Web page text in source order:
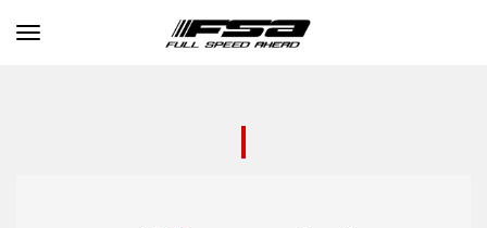
Toggle navigation